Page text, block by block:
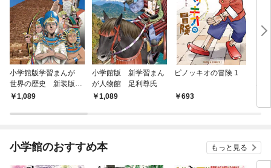
小学館版学習まんが
世界の歴史 新装版
１ メソポタミアとエ
ントの時代～
1,089
小学館版 新学習まん
が人物館 足利尊氏
1,089
ピノッキオの冒険 1
693
な
小学館のおすすめ本 もっと見る